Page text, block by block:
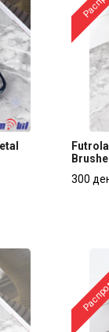
Futrola
300